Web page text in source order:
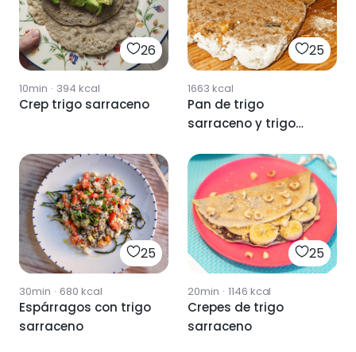
26
10min · 394 kcal
Crep trigo sarraceno
25
1663 kcal
Pan de trigo
sarraceno y trigo
25
30min · 680 kcal
Espárragos con trigo
sarraceno
25
20min · 1146 kcal
Crepes de trigo
sarraceno